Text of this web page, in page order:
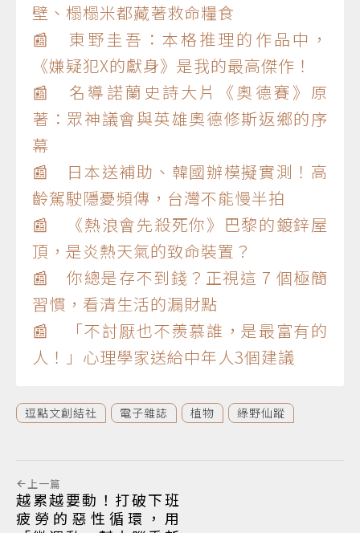
壁、榻榻米都藏著救命糧食
📰 東野圭吾：本格推理的作品中，
《嫌疑犯X的獻身》是我的最高傑作！
📰 名導諾蘭史詩大片《奧德賽》原
著：眾神議會與英雄奧德修斯返鄉的序
幕
📰 日本送補助、韓國辦模擬實測！高
齡駕駛隱憂頻傳，台灣不能慢半拍
📰 《熱浪會先殺死你》巴黎的鍍鋅屋
頂，是炎熱天氣的致命裝置？
📰 你總是存不到錢？正視這 7 個極簡
習慣，看清生活的漏財點
📰 「不討厭也不羨慕誰，是最富有的
人！」心理學家送給中年人3個建議
逗點文創結社 電子雜誌 植物 綠野仙蹤
上一篇
越累越要動！打破下班
疲勞的惡性循環，用